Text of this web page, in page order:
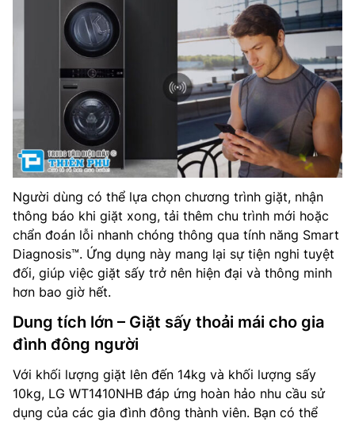
Người dùng có thể lựa chọn chương trình giặt, nhận
thông báo khi giặt xong, tải thêm chu trình mới hoặc
chẩn đoán lỗi nhanh chóng thông qua tính năng Smart
Diagnosis™. Ứng dụng này mang lại sự tiện nghi tuyệt
đối, giúp việc giặt sấy trở nên hiện đại và thông minh
hơn bao giờ hết.
Dung tích lớn – Giặt sấy thoải mái cho gia
đình đông người
Với khối lượng giặt lên đến 14kg và khối lượng sấy
10kg, LG WT1410NHB đáp ứng hoàn hảo nhu cầu sử
dụng của các gia đình đông thành viên. Bạn có thể